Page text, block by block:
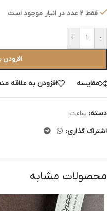
فقط 2 عدد در انبار موجود است
-
+
افزودن
مقایسه افزودن به علاقه
دسته: ساعت
اشتراک گذاری:
محصولات مشابه